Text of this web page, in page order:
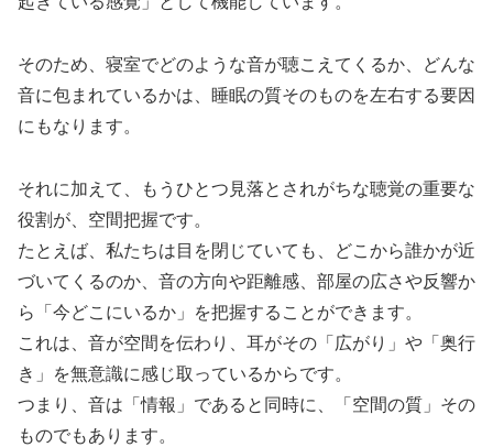
そのため、寝室でどのような音が聴こえてくるか、
どんな
音に包まれているかは、睡眠の質そのものを左右する要因
に もなります。
それに加えて、
もうひとつ見落とされがちな聴覚の重要な
役割が、 空間把握です。
たとえば、私たちは目を閉じていても、
どこから誰かが近
づいてくるのか、音の方向や距離感、部屋の広さや反響か
ら「今どこにいるか」
を把握することができます。
これは、音が空間を伝わり、耳がその 「 広がり 」 や 「 奥行
き 」 を無意識に感じ取っているからです。
つまり、音は 「情報 」 であると同時に、 「 空間の質 」 その
ものでもあります。